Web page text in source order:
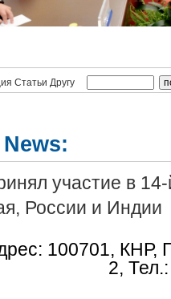
Статьи Другу
участие в
России и Индии
100701, КНР,
2,